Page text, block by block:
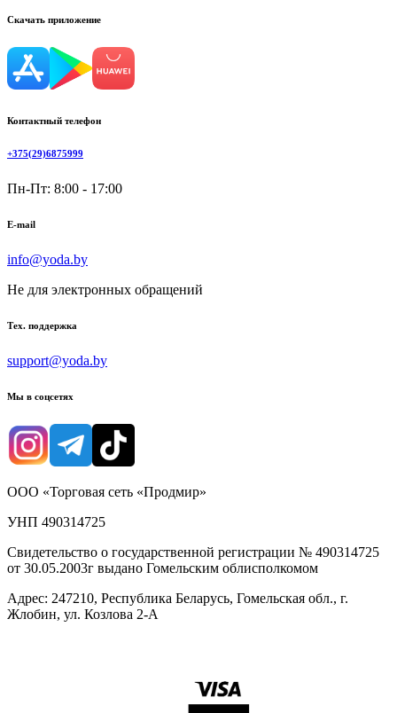
Скачать приложение
Контактный телефон
+375(29)6875999
Пн-Пт: 8:00 - 17:00
E-mail
info@yoda.by
Не для электронных обращений
Тех. поддержка
support@yoda.by
Мы в соцсетях
ООО «Торговая сеть «Продмир»
УНП 490314725
Свидетельство о государственной регистрации № 490314725
от 30.05.2003г выдано Гомельским облисполкомом
Адрес: 247210, Республика Беларусь, Гомельская обл., г.
Жлобин, ул. Козлова 2-А